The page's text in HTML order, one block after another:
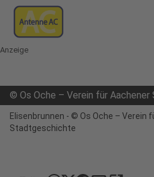
Anzeige
© Os Oche – Verein für
Elisenbrunnen - © Os Oche – Verein
Stadtgeschichte